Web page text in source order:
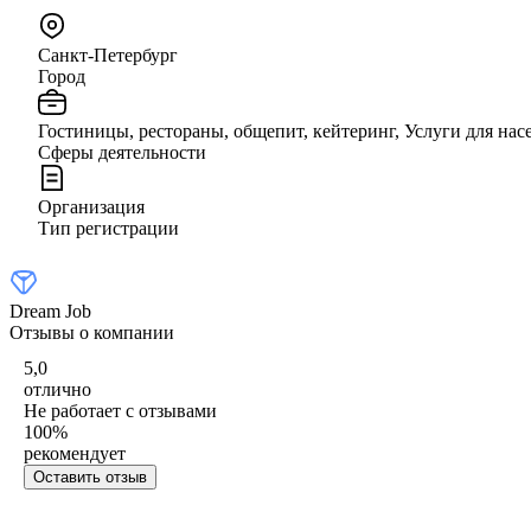
Санкт-Петербург
Город
Гостиницы, рестораны, общепит, кейтеринг, Услуги для
Сферы деятельности
Организация
Тип регистрации
Dream Job
Отзывы о компании
5,0
отлично
Не работает с отзывами
100%
рекомендует
Оставить отзыв